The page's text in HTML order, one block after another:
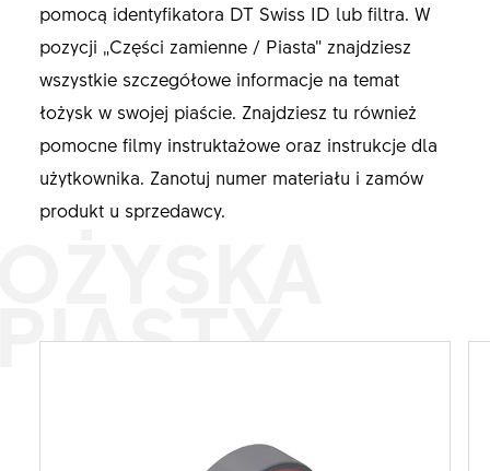
pomocą identyfikatora DT Swiss ID lub filtra. W
pozycji „Części zamienne / Piasta” znajdziesz
wszystkie szczegółowe informacje na temat
łożysk w swojej piaście. Znajdziesz tu również
pomocne filmy instruktażowe oraz instrukcje dla
użytkownika. Zanotuj numer materiału i zamów
produkt u sprzedawcy.